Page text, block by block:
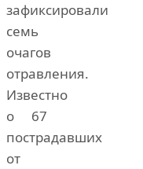
зафиксировали
семь
очагов
отравления.
Известно
о 67
пострадавших
от